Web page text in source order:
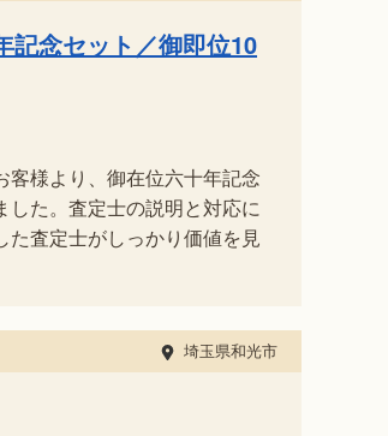
記念セット／御即位10
客様より、御在位六十年記念
した。査定士の説明と対応に
査定士がしっかり価値を見
埼玉県和光市